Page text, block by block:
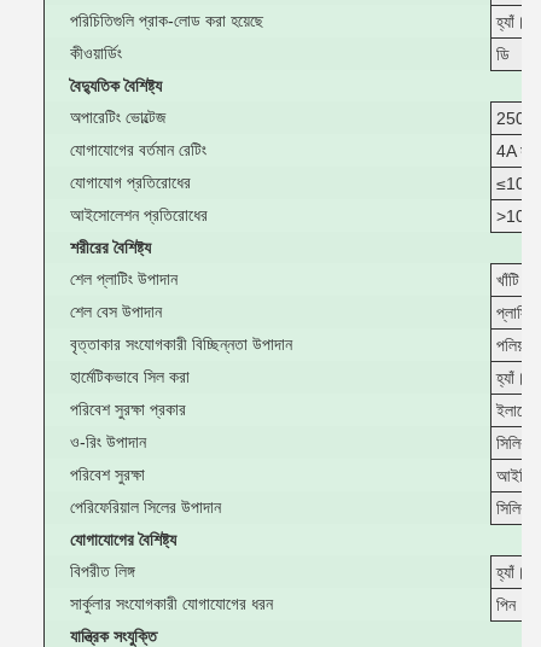
পরিচিতিগুলি প্রাক-লোড করা হয়েছে
হ্যাঁ।
কীওয়ার্ডিং
ডি
বৈদ্যুতিক বৈশিষ্ট্য
অপারেটিং ভোল্টেজ
250
যোগাযোগের বর্তমান রেটিং
4A
যোগাযোগ প্রতিরোধের
আইসোলেশন প্রতিরোধের
শরীরের বৈশিষ্ট্য
শেল প্লাটিং উপাদান
খাঁটি
শেল বেস উপাদান
বৃত্তাকার সংযোগকারী বিচ্ছিন্নতা উপাদান
হার্মেটিকভাবে সিল করা
হ্যাঁ।
পরিবেশ সুরক্ষা প্রকার
ও-রিং উপাদান
সিলিকন
পরিবেশ সুরক্ষা
আইপি
পেরিফেরিয়াল সিলের উপাদান
সিলিকন
যোগাযোগের বৈশিষ্ট্য
বিপরীত লিঙ্গ
হ্যাঁ।
সার্কুলার সংযোগকারী যোগাযোগের ধরন
পিন
যান্ত্রিক সংযুক্তি